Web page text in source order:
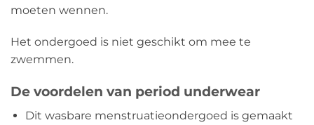
moeten wennen.
Het ondergoed is niet geschikt om mee te
zwemmen.
De voordelen van period underwear
Dit wasbare menstruatieondergoed is gemaakt